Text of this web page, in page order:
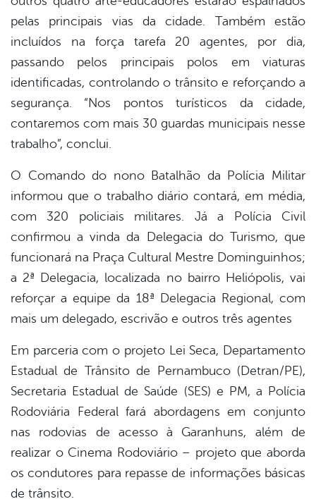
pelas principais vias da cidade. Também estão
incluídos na força tarefa 20 agentes, por dia,
passando pelos principais polos em viaturas
identificadas, controlando o trânsito e reforçando a
segurança. “Nos pontos turísticos da cidade,
contaremos com mais 30 guardas municipais nesse
trabalho”, conclui.
O Comando do nono Batalhão da Polícia Militar
informou que o trabalho diário contará, em média,
com 320 policiais militares. Já a Polícia Civil
confirmou a vinda da Delegacia do Turismo, que
funcionará na Praça Cultural Mestre Dominguinhos;
a 2ª Delegacia, localizada no bairro Heliópolis, vai
reforçar a equipe da 18ª Delegacia Regional, com
mais um delegado, escrivão e outros três agentes
Em parceria com o projeto Lei Seca, Departamento
Estadual de Trânsito de Pernambuco (Detran/PE),
Secretaria Estadual de Saúde (SES) e PM, a Polícia
Rodoviária Federal fará abordagens em conjunto
nas rodovias de acesso à Garanhuns, além de
realizar o Cinema Rodoviário – projeto que aborda
os condutores para repasse de informações básicas
de trânsito.